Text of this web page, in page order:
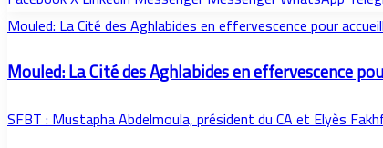
Mouled: La Cité des Aghlabides en effervescence pour
Mouled: La Cité des Aghlabides en effervescence
SFBT : Mustapha Abdelmoula, président du CA et Elyès